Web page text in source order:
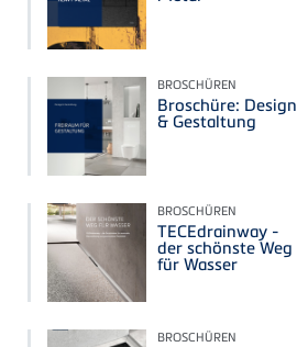
BROSCHÜREN
Broschüre: Design
& Gestaltung
BROSCHÜREN
TECEdrainway -
der schönste Weg
für Wasser
BROSCHÜREN